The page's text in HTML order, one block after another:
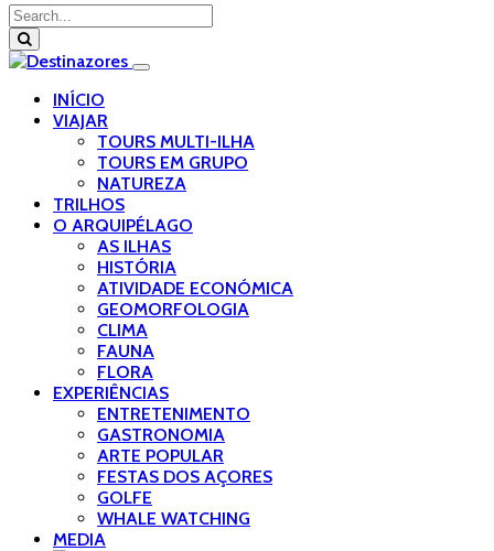
INÍCIO
VIAJAR
TOURS MULTI-ILHA
TOURS EM GRUPO
NATUREZA
TRILHOS
O ARQUIPÉLAGO
AS ILHAS
HISTÓRIA
ATIVIDADE ECONÓMICA
GEOMORFOLOGIA
CLIMA
FAUNA
FLORA
EXPERIÊNCIAS
ENTRETENIMENTO
GASTRONOMIA
ARTE POPULAR
FESTAS DOS AÇORES
GOLFE
WHALE WATCHING
MEDIA